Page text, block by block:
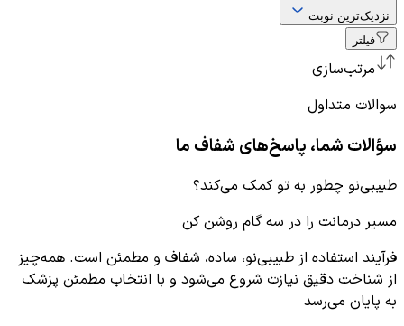
نزدیک‌ترین نوبت
فیلتر
مرتب‌سازی
سوالات متداول
سؤالات شما، پاسخ‌های شفاف ما
طبیبی‌نو چطور به تو کمک می‌کند؟
مسیر درمانت را در سه گام روشن کن
فرآیند استفاده از طبیبی‌نو، ساده، شفاف و مطمئن است. همه‌چیز
از شناخت دقیق نیازت شروع می‌شود و با انتخاب مطمئن پزشک
به پایان می‌رسد